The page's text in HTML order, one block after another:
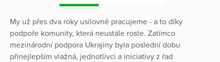
My už přes dva roky usilovně pracujeme - a to díky
podpoře komunity, která neustále roste. Zatímco
mezinárodní podpora Ukrajiny byla poslední dobu
přinejlepším vlažná, jednotlivci a iniciativy z řad